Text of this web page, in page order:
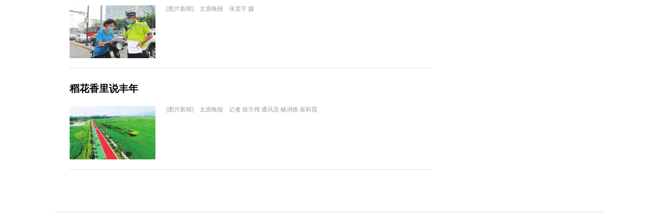
[图片新闻] 太原晚报 张昊宇 摄
稻花香里说丰年
[图片新闻] 太原晚报 记者 徐方伟 通讯员 杨润德 崔莉霞